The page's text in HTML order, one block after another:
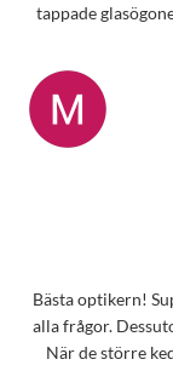
tappade
Bästa optikern!
alla frågor.
När de större